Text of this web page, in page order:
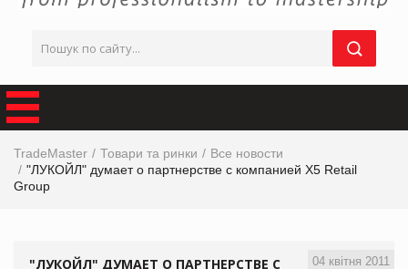
TradeMaster Товари та ринки
Все новости
"ЛУКОЙЛ" думает о партнерстве с компанией X5 Retail
Group
04 квітня 2011
"ЛУКОЙЛ" ДУМАЕТ О ПАРТНЕРСТВЕ С